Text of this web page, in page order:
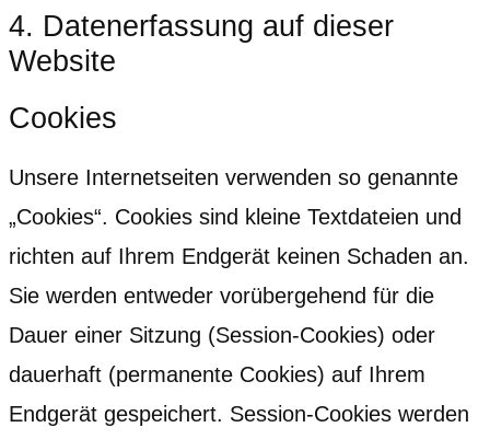
4. Datenerfassung auf dieser
Website
Cookies
Unsere Internetseiten verwenden so genannte
„Cookies“. Cookies sind kleine Textdateien und
richten auf Ihrem Endgerät keinen Schaden an.
Sie werden entweder vorübergehend für die
Dauer einer Sitzung (Session-Cookies) oder
dauerhaft (permanente Cookies) auf Ihrem
Endgerät gespeichert. Session-Cookies werden